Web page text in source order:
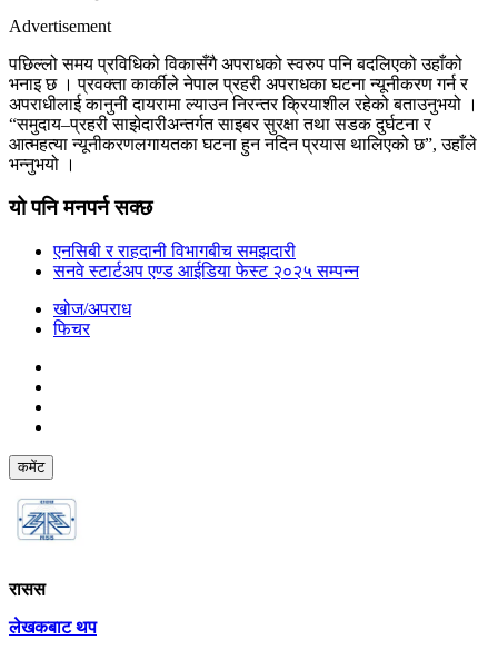
Advertisement
पछिल्लो समय प्रविधिको विकासँगै अपराधको स्वरुप पनि बदलिएको उहाँको
भनाइ छ । प्रवक्ता कार्कीले नेपाल प्रहरी अपराधका घटना न्यूनीकरण गर्न र
अपराधीलाई कानुनी दायरामा ल्याउन निरन्तर क्रियाशील रहेको बताउनुभयो ।
“समुदाय–प्रहरी साझेदारीअन्तर्गत साइबर सुरक्षा तथा सडक दुर्घटना र
आत्महत्या न्यूनीकरणलगायतका घटना हुन नदिन प्रयास थालिएको छ”, उहाँले
भन्नुभयो ।
यो पनि मनपर्न सक्छ
एनसिबी र राहदानी विभागबीच समझदारी
सनवे स्टार्टअप एण्ड आईडिया फेस्ट २०२५ सम्पन्न
खोज/अपराध
फिचर
कमेंट
रासस
लेखकबाट थप